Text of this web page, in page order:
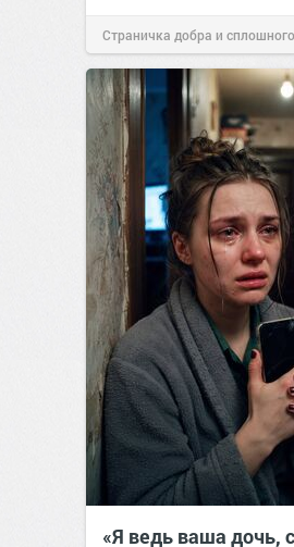
Страничка добра и
позитива!19:38Вчера
«Я ведь ваша